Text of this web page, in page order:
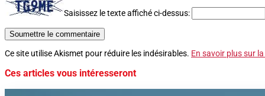
Saisissez le texte affiché ci-dessus:
Soumettre le commentaire
Ce site utilise Akismet pour réduire les indésirables. En savoir plus sur
Ces articles vous intéresseront